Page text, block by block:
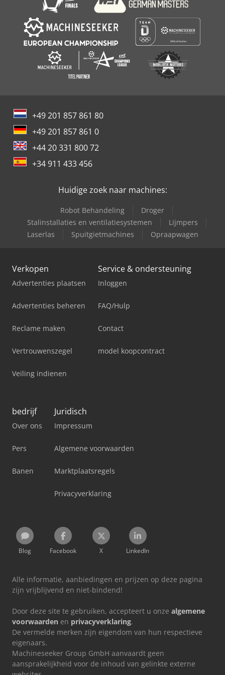
btw (18.455,00 € incl. btw) Codjyzbdtjpfx Ai Ajha Verkoop
uitsluitend aan zakelijke klanten (B2B). U ontvangt een
correcte factuur met vermelde btw. Garantie: 2 jaar
fabrieksgarantie op reserveonderdelen. Huur met
koopoptie: Na aankomst van de machines bieden wij een
wekelijks verhuur van onze demomachine aan. Bij aankoop
wordt de betaalde huur volledig in mindering gebracht op
de aankoopprijs. Logistiek & Contact: Locatie: 76332 Bad
interesse in een reservering of bij technische vragen kunt
u contact met ons opnemen.
+49 201 857 861 80
+49 201 857 861 0
+44 20 331 800 72
+34 911 433 456
Huidige zoek naar machines:
Robot Behandeling
Droger
Stalinstallaties en ventilatiesystemen
Lijmpers
Laserlas
Spuitgietmachines Opraapwagen
Verkopen
Advertenties plaatsen
Advertenties beheren
Reclame maken
Vertrouwenszegel
Veiling indienen
Service & ondersteuning
Inloggen
FAQ/Hulp
Contact
model koopcontract
bedrijf
Over ons
Pers
Banen
Juridisch
Impressum
Algemene voorwaarden
Marktplaatsregels
Privacyverklaring
Blog Facebook X LinkedIn
Alle informatie, aanbiedingen en prijzen op deze pagina
zijn vrijblijvend en niet-bindend!
Door deze site te gebruiken, accepteert u onze algemene
voorwaarden en privacyverklaring.
De vermelde merken zijn eigendom van hun respectieve
eigenaars.
Machineseeker Group GmbH aanvaardt geen
aansprakelijkheid voor de inhoud van gelinkte externe